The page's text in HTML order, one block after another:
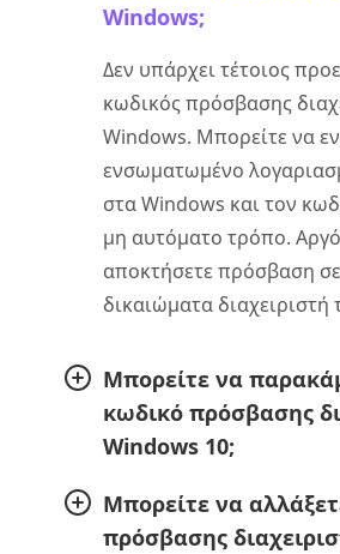
Windows;
Δεν υπάρχει τέτοιος
κωδικός πρόσβασης
Windows. Μπορείτε να
ενσωματωμένο
στα Windows και τον
μη αυτόματο τρόπο.
αποκτήσετε πρόσβαση
δικαιώματα
Μπορείτε να
κωδικό πρόσβασης
Windows 10;
Μπορείτε να
πρόσβασης